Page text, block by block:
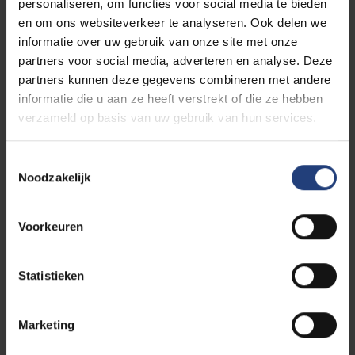
personaliseren, om functies voor social media te bieden
en om ons websiteverkeer te analyseren. Ook delen we
informatie over uw gebruik van onze site met onze
partners voor social media, adverteren en analyse. Deze
partners kunnen deze gegevens combineren met andere
informatie die u aan ze heeft verstrekt of die ze hebben
verzameld op basis van uw gebruik van hun services.
Noodzakelijk
Voorkeuren
Statistieken
Marketing
je les op onze VUB Main Campus Brussels in
Brussel. Wil je er nu al eens rondwandelen? Dat kan
onze studentenfaciliteiten en laat de campus
virtueel tot leven komen. De verkorte educatieve